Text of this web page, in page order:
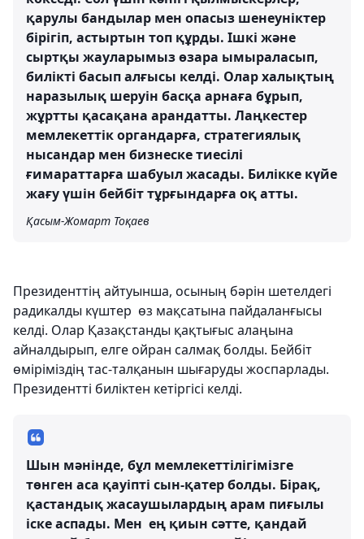
қарулы бандылар мен опасыз шенеуніктер
бірігіп, астыртын топ құрды. Ішкі және
сыртқы жауларымыз өзара ымыраласып,
билікті басып алғысы келді. Олар халықтың
наразылық шеруін басқа арнаға бұрып,
жұртты қасақана арандатты. Лаңкестер
мемлекеттік органдарға, стратегиялық
нысандар мен бизнеске тиесілі
ғимараттарға шабуыл жасады. Билікке күйе
жағу үшін бейбіт тұрғындарға оқ атты.
Қасым-Жомарт Тоқаев
Президенттің айтуынша, осының бәрін шетелдегі
радикалды күштер өз мақсатына пайдаланғысы
келді. Олар Қазақстанды қақтығыс алаңына
айналдырып, елге ойран салмақ болды. Бейбіт
өміріміздің тас-талқанын шығаруды жоспарлады.
Президентті биліктен кетіргісі келді.
Шын мәнінде, бұл мемлекеттілігімізге
төнген аса қауіпті сын-қатер болды. Бірақ,
қастандық жасаушылардың арам пиғылы
іске аспады. Мен ең қиын сәтте, қандай